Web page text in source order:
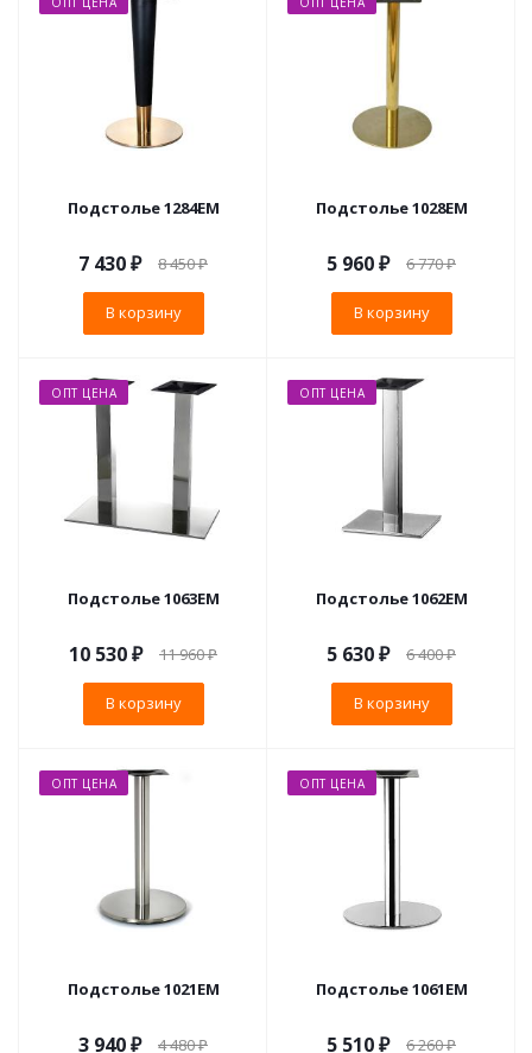
Подстолье 1284EM
7 430₽ 8 450₽
В корзину
Подстолье 1028EM
5 960₽ 6 770₽
В корзину
ОПТ ЦЕНА
Подстолье 1063EM
10 530₽ 11 960₽
В корзину
ОПТ ЦЕНА
Подстолье 1062EM
5 630₽ 6 400₽
В корзину
ОПТ ЦЕНА
Подстолье 1021EM
3 940₽ 4 480₽
ОПТ ЦЕНА
Подстолье 1061EM
5 510₽ 6 260₽